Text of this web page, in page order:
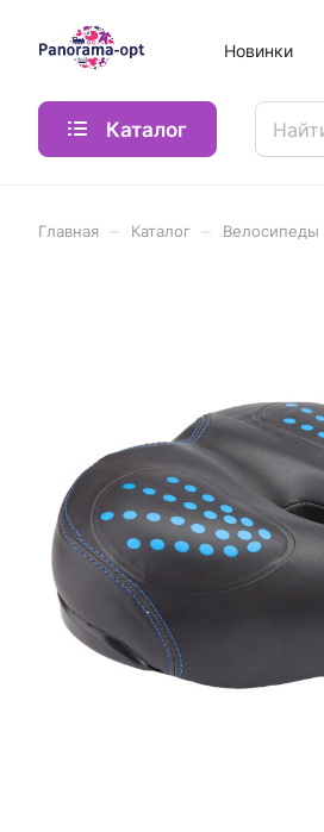
Новинки
Каталог
Главная Каталог Велосипеды